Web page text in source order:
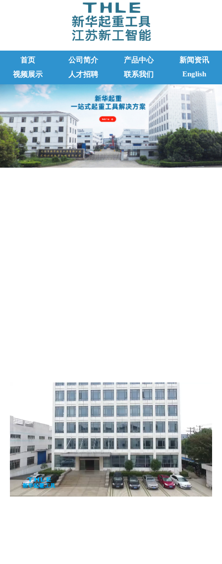
首页 公司简介 产品中心
新闻资讯
视频展示
人才招聘 联系我们 English